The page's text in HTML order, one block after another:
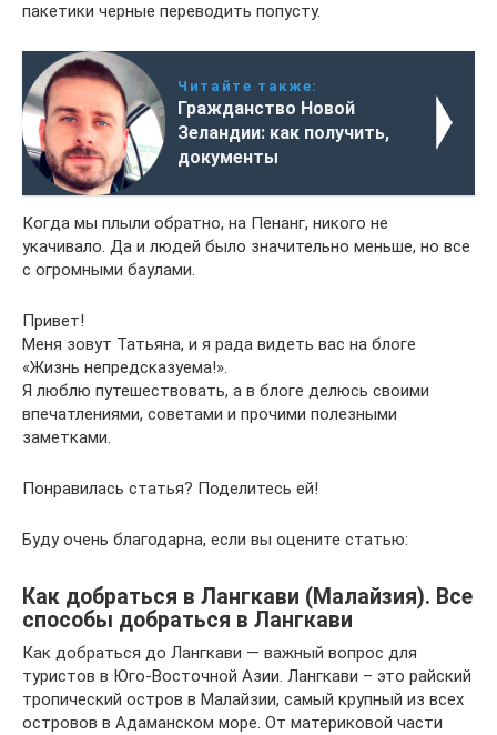
пакетики черные переводить попусту.
Читайте также:
Гражданство Новой
Зеландии: как получить,
документы
Когда мы плыли обратно, на Пенанг, никого не
укачивало. Да и людей было значительно меньше, но все
с огромными баулами.
Привет!
Меня зовут Татьяна, и я рада видеть вас на блоге
«Жизнь непредсказуема!».
Я люблю путешествовать, а в блоге делюсь своими
впечатлениями, советами и прочими полезными
заметками.
Понравилась статья? Поделитесь ей!
Буду очень благодарна, если вы оцените статью:
Как добраться в Лангкави (Малайзия). Все
способы добраться в Лангкави
Как добраться до Лангкави — важный вопрос для
туристов в Юго-Восточной Азии. Лангкави – это райский
тропический остров в Малайзии, самый крупный из всех
островов в Адаманском море. От материковой части